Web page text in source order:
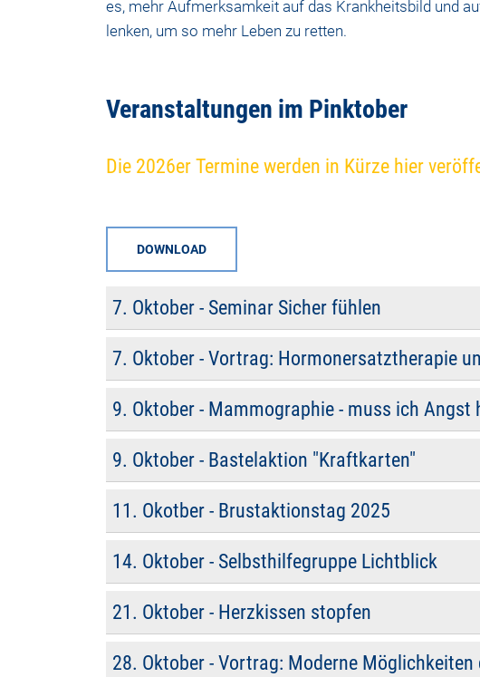
es, mehr Aufmerksamkeit auf das Krankheitsbild und
lenken, um so mehr Leben zu retten.
Veranstaltungen im Pinktober
Die 2026er Termine werden in Kürze hier
DOWNLOAD
7. Oktober - Seminar Sicher fühlen
7. Oktober - Vortrag: Hormonersatztherapie
9. Oktober - Mammographie - muss ich Angst
9. Oktober - Bastelaktion "Kraftkarten"
11. Okotber - Brustaktionstag 2025
14. Oktober - Selbsthilfegruppe Lichtblick
21. Oktober - Herzkissen stopfen
28. Oktober - Vortrag: Moderne